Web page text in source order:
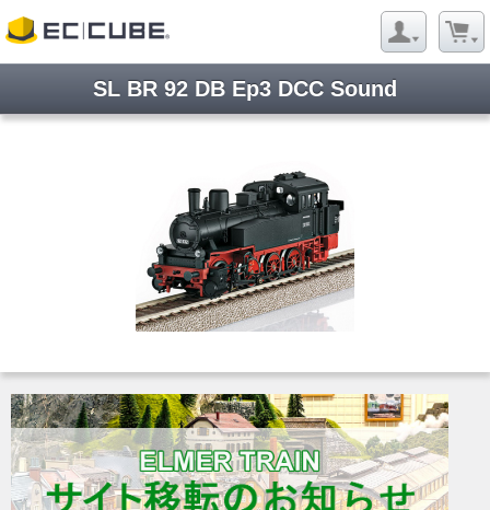
SL BR 92 DB Ep3 DCC Sound